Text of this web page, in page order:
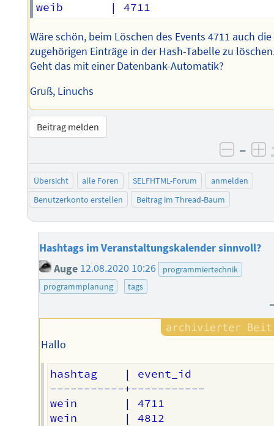
Wäre schön, beim Löschen des Events 4711 auch die
zugehörigen Einträge in der Hash-Tabelle zu
Geht das mit einer Datenbank-Automatik?
Gruß, Linuchs
Beitrag melden
–
Übersicht alle Foren SELFHTML-Forum
anmelden
Benutzerkonto erstellen
Beitrag im Thread-Baum
Hashtags im Veranstaltungskalender sinnvoll?
Auge 12.08.2020 10:26
programmiertechnik
programmplanung
tags
Hallo
hashtag    | event_id
-----------+-----------
wein       | 4711
wein       | 4812